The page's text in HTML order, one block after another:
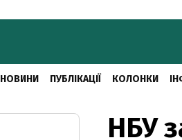
НОВИНИ ПУБЛІКАЦІЇ КОЛОНКИ
НБУ